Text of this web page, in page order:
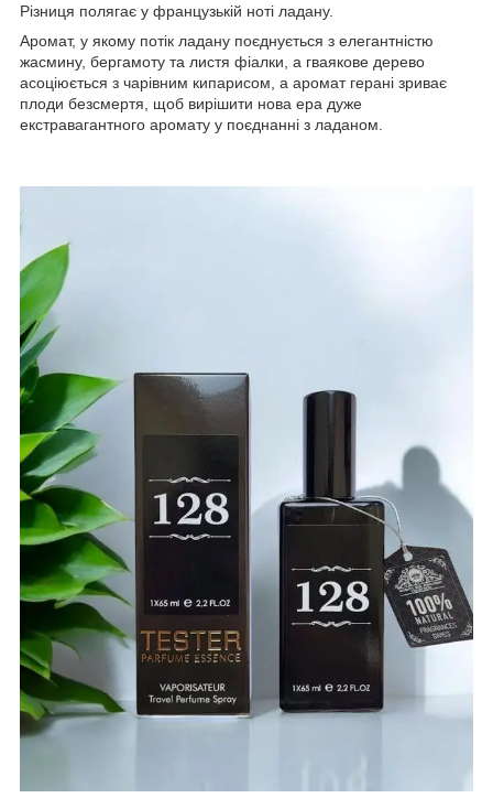
Різниця полягає у французькій ноті ладану.
Аромат, у якому потік ладану поєднується з елегантністю
жасмину, бергамоту та листя фіалки, а гваякове дерево
асоціюється з чарівним кипарисом, а аромат герані зриває
плоди безсмертя, щоб вирішити нова ера дуже
екстравагантного аромату у поєднанні з ладаном.